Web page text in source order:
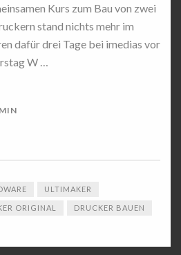
Kurs zum Bau von zwei
stand nichts mehr im
dafür drei Tage bei imedias vor
W …
ULTIMAKER
ORIGINAL DRUCKER BAUEN